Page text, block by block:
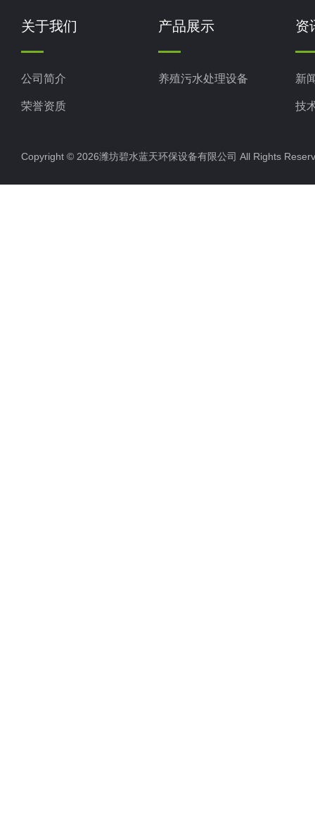
关于我们
公司简介
荣誉资质
产品展示
养殖污水处理设备
资
新
技
Copyright © 2026潍坊碧水蓝天环保设备有限公司 All Rights